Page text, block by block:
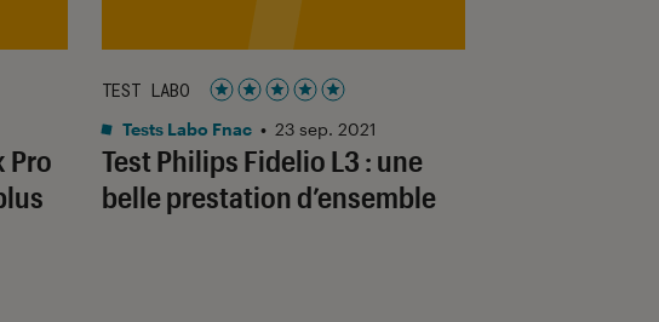
Pro
Test Philips Fidelio L3 : une
belle prestation d’ensemble
TEST LABO
Noté 5 étoiles sur 5
Tests Labo Fnac • 23 sep. 2021